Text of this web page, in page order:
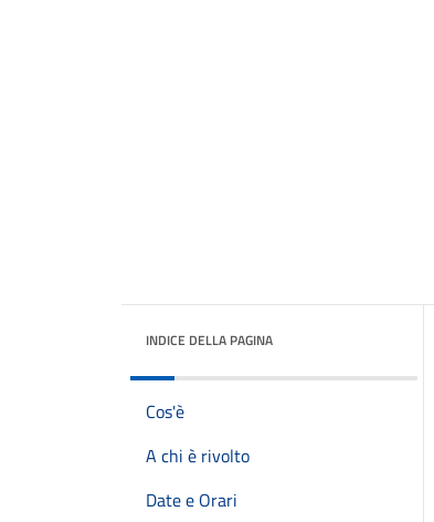
INDICE DELLA PAGINA
Cos'è
A chi è rivolto
Date e Orari